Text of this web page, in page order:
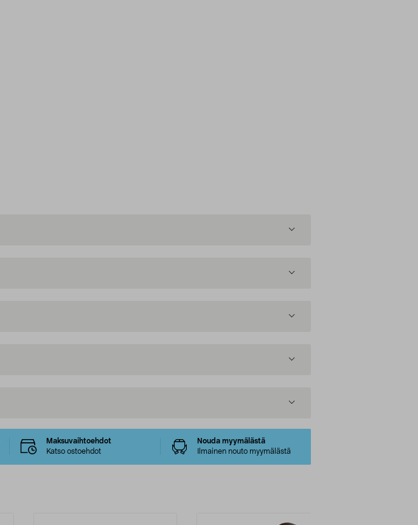
Maksuvaihtoehdot
Katso ostoehdot
Nouda myymälästä
Ilmainen nouto myymälästä